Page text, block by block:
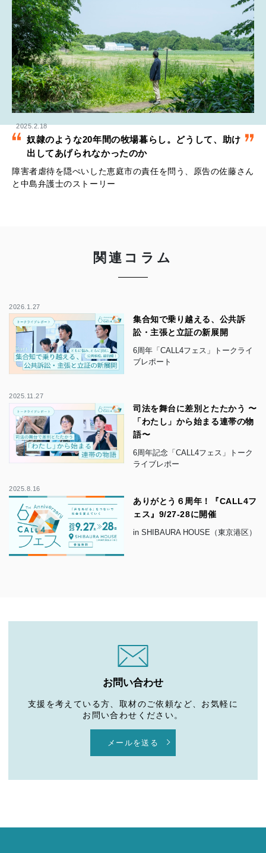
2025.2.18
奴隷のような20年間の牧場暮らし。どうして、助け
出してあげられなかったのか
障害者虐待を隠ぺいした恵庭市の責任を問う、原告の佐藤さん
と中島弁護士のストーリー
関連コラム
2026.1.27
集合知で乗り越える、公共訴
訟・主張と立証の新展開
6周年「CALL4フェス」トークライ
ブレポート
2025.11.27
司法を舞台に差別とたたかう 〜
「わたし」から始まる連帯の物
語〜
6周年記念「CALL4フェス」トーク
ライブレポー
2025.8.16
ありがとう６周年！『CALL4フ
ェス』9/27-28に開催
in SHIBAURA HOUSE（東京港区）
お問い合わせ
支援を考えている方、取材のご依頼など、お気軽に
お問い合わせください。
メールを送る